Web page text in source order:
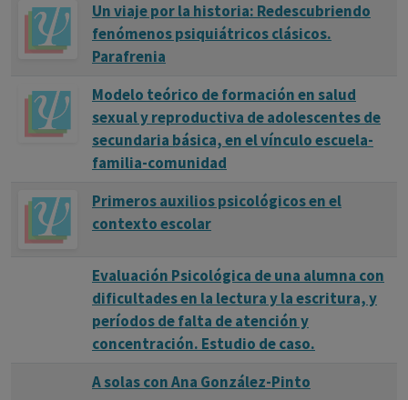
Un viaje por la historia: Redescubriendo
fenómenos psiquiátricos clásicos.
Parafrenia
Modelo teórico de formación en salud
sexual y reproductiva de adolescentes de
secundaria básica, en el vínculo escuela-
familia-comunidad
Primeros auxilios psicológicos en el
contexto escolar
Evaluación Psicológica de una alumna con
dificultades en la lectura y la escritura, y
períodos de falta de atención y
concentración. Estudio de caso.
A solas con Ana González-Pinto